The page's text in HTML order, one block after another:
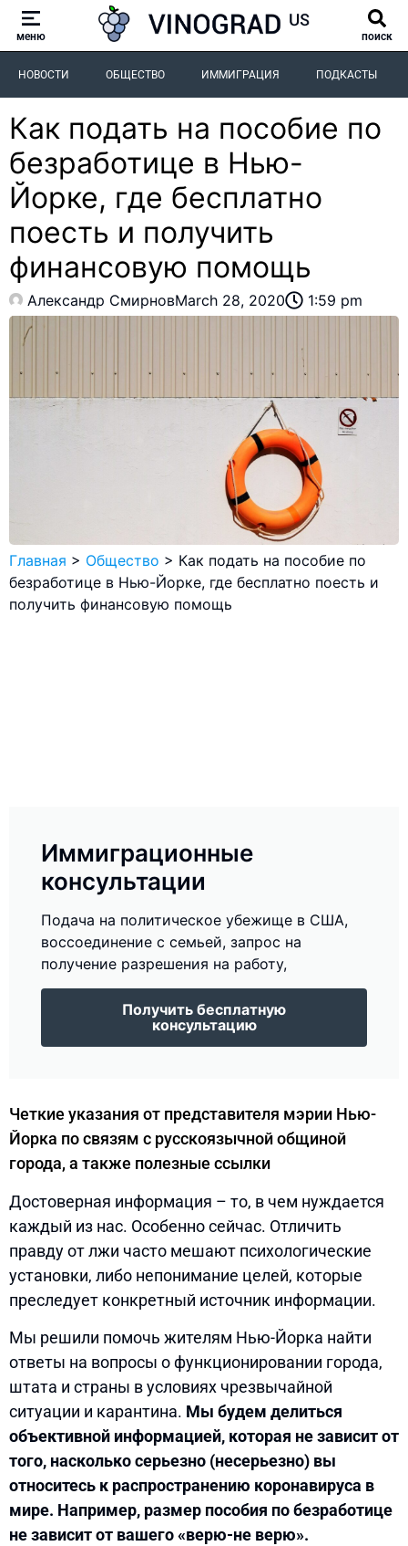
меню поиск
НОВОСТИ ОБЩЕСТВО ИММИГРАЦИЯ ПОДКАСТЫ
Как подать на пособие по
безработице в Нью-
Йорке, где бесплатно
поесть и получить
финансовую помощь
Александр СмирновMarch 28, 2020 1:59 pm
Главная > Общество > Как подать на пособие по
безработице в Нью-Йорке, где бесплатно поесть и
получить финансовую помощь
Иммиграционные
консультации
Подача на политическое убежище в США,
воссоединение с семьей, запрос на
получение разрешения на работу,
Получить бесплатную
консультацию
Четкие указания от представителя мэрии Нью-
Йорка по связям с русскоязычной общиной
города, а также полезные ссылки
Достоверная информация – то, в чем нуждается
каждый из нас. Особенно сейчас. Отличить
правду от лжи часто мешают психологические
установки, либо непонимание целей, которые
преследует конкретный источник информации.
Мы решили помочь жителям Нью-Йорка найти
ответы на вопросы о функционировании города,
штата и страны в условиях чрезвычайной
ситуации и карантина. Мы будем делиться
объективной информацией, которая не зависит от
того, насколько серьезно (несерьезно) вы
относитесь к распространению коронавируса в
мире. Например, размер пособия по безработице
не зависит от вашего «верю-не верю».